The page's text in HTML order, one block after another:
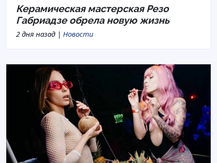
Керамическая мастерская Резо
Габриадзе обрела новую жизнь
2 дня назад | Новости